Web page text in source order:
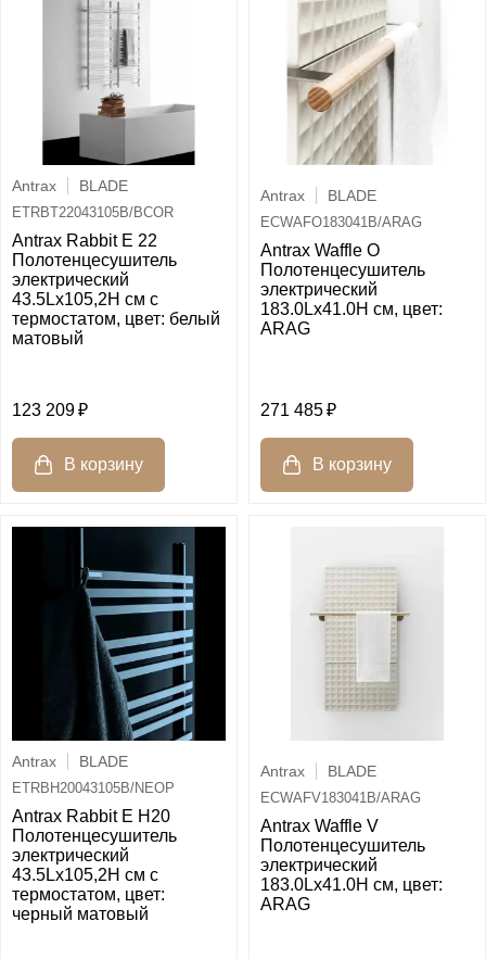
Antrax BLADE
ETRBT22043105B/BCOR
Antrax Rabbit E 22
Полотенцесушитель
электрический
43.5Lх105,2H см с
термостатом, цвет: белый
матовый
123 209
Antrax BLADE
ECWAFO183041B/ARAG
Antrax Waffle O
Полотенцесушитель
электрический
183.0Lх41.0H см, цвет:
ARAG
271 485
Antrax BLADE
ETRBH20043105B/NEOP
Antrax Rabbit E H20
Полотенцесушитель
электрический
43.5Lх105,2H см с
термостатом, цвет:
черный матовый
Antrax BLADE
ECWAFV183041B/ARAG
Antrax Waffle V
Полотенцесушитель
электрический
183.0Lх41.0H см, цвет:
ARAG